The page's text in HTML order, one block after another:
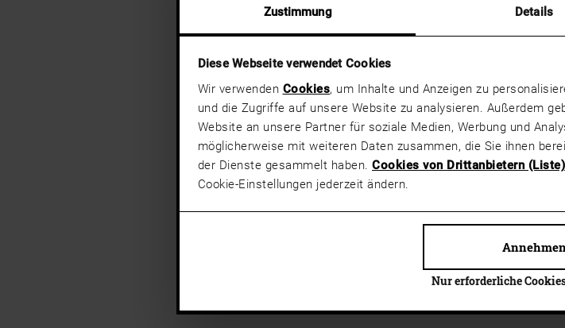
Zustimmung Details
Diese Webseite verwendet Cookies
Wir verwenden Cookies, um Inhalte und Anzeigen zu
und die Zugriffe auf unsere Website zu analysieren. Außerdem
Website an unsere Partner für soziale Medien, Werbung und
möglicherweise mit weiteren Daten zusammen, die Sie ihnen
der Dienste gesammelt haben. Cookies von Drittanbietern (Liste)
Cookie-Einstellungen jederzeit ändern.
Nur erforderliche